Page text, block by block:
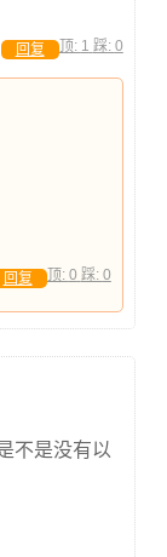
顶: 1 踩: 0
回复
顶: 0 踩: 0
回复
不是没有以